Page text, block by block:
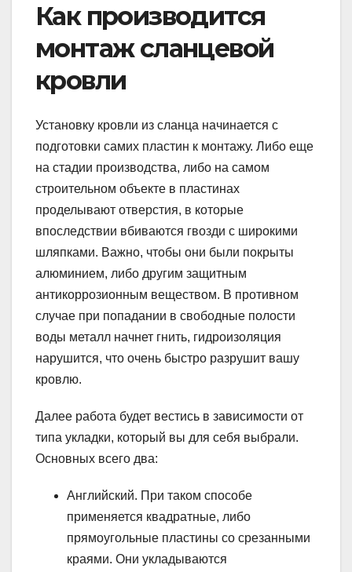
Как производится
монтаж сланцевой
кровли
Установку кровли из сланца начинается с
подготовки самих пластин к монтажу. Либо еще
на стадии производства, либо на самом
строительном объекте в пластинах
проделывают отверстия, в которые
впоследствии вбиваются гвозди с широкими
шляпками. Важно, чтобы они были покрыты
алюминием, либо другим защитным
антикоррозионным веществом. В противном
случае при попадании в свободные полости
воды металл начнет гнить, гидроизоляция
нарушится, что очень быстро разрушит вашу
кровлю.
Далее работа будет вестись в зависимости от
типа укладки, который вы для себя выбрали.
Основных всего два:
Английский. При таком способе
применяется квадратные, либо
прямоугольные пластины со срезанными
краями. Они укладываются